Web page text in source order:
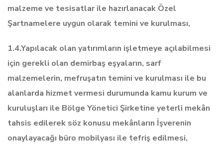
malzeme ve tesisatlar ile hazırlanacak Özel
Şartnamelere uygun olarak temini ve kurulması,
1.4.Yapılacak olan yatırımların işletmeye açılabilmesi
için gerekli olan demirbaş eşyaların, sarf
malzemelerin, mefruşatın temini ve kurulması ile bu
alanlarda hizmet vermesi durumunda kamu kurum ve
kuruluşları ile Bölge Yönetici Şirketine yeterli mekân
tahsis edilerek söz konusu mekânların İşverenin
onaylayacağı büro mobilyası ile tefriş edilmesi,